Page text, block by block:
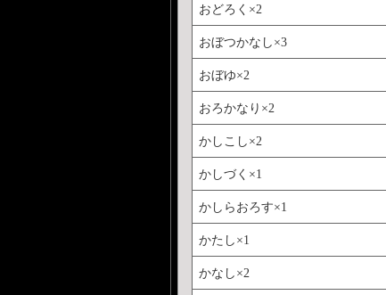
おどろく×2
おぼつかなし×3
おぼゆ×2
おろかなり×2
かしこし×2
かしづく×1
かしらおろす×1
かたし×1
かなし×2